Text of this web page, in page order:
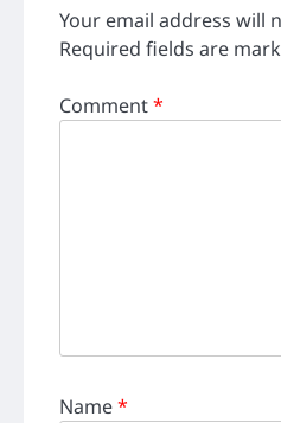
Your email address will
Required fields are
Comment*
Name*